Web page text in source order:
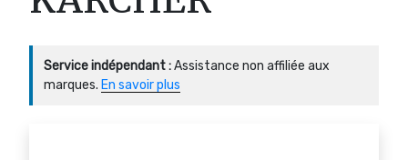
Service indépendant :Assistance non affiliée aux
marques. En savoir plus